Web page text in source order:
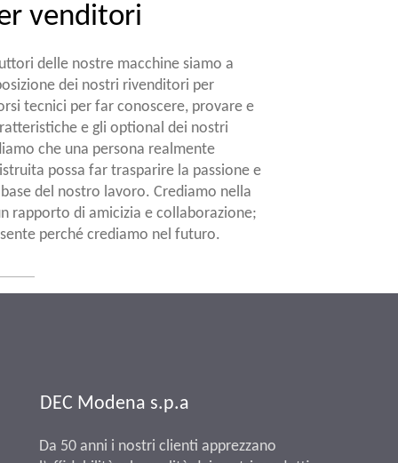
venditori
delle nostre macchine siamo a
dei nostri rivenditori per
tecnici per far conoscere, provare e
e gli optional dei nostri
che una persona realmente
possa far trasparire la passione e
del nostro lavoro. Crediamo nella
rapporto di amicizia e collaborazione;
perché crediamo nel futuro.
DEC Modena s.p.a
Da 50 anni i nostri clienti apprezzano